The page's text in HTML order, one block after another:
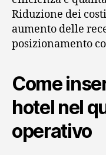
Riduzione dei
aumento delle
posizionamento
Come
hotel nel
operativo